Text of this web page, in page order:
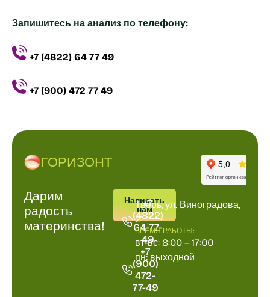
Запишитесь на анализ по телефону:
+7 (4822) 64 77 49
+7 (900) 472 77 49
ГОРИЗОНТ
Дарим
радость
материнства!
Написать
нам
+7
(4822)
64-77-
49
+7
(900)
472-
77-49
Тверь, ул. Виноградова,
2
ВРЕМЯ РАБОТЫ:
вт-вс: 8:00 – 17:00
пн: выходной